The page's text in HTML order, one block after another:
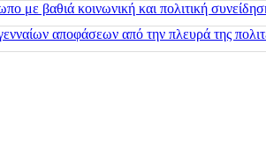
με βαθιά κοινωνική και πολιτική
αποφάσεων από την πλευρά της